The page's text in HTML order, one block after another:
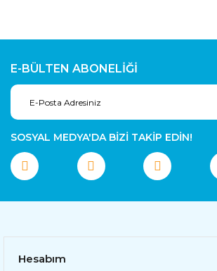
E-BÜLTEN ABONELİĞİ
SOSYAL MEDYA'DA BİZİ TAKİP EDİN!
Hesabım